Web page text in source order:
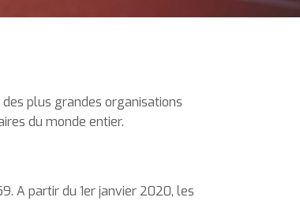
plus grandes organisations
du monde entier.
A partir du 1er janvier 2020, les